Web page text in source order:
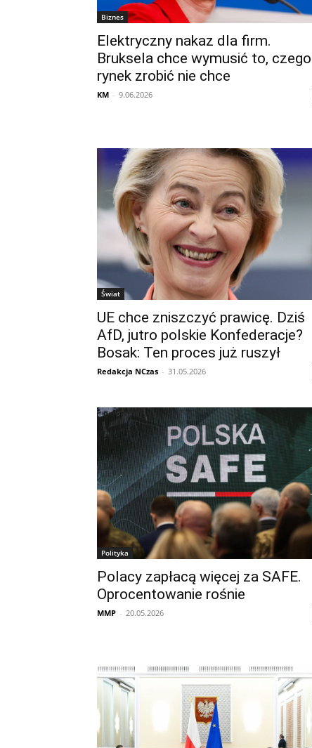
Biznes
Elektryczny nakaz dla firm.
Bruksela chce wymusić to, czego
rynek zrobić nie chce
KM - 9.06.2026
Świat
UE chce zniszczyć prawicę. Dziś
AfD, jutro polskie Konfederacje?
Bosak: Ten proces już ruszył
Redakcja NCzas - 31.05.2026
Polityka
Polacy zapłacą więcej za SAFE.
Oprocentowanie rośnie
MMP - 20.05.2026